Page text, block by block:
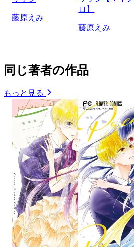
藤原えみ
ロ】
藤原えみ
同じ著者の作品
もっと見る